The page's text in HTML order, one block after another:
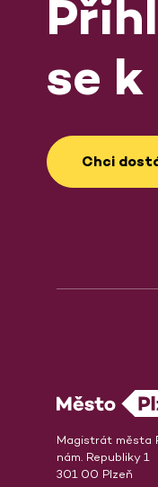
se
Chci
Magistrát města
nám. Republiky 1
301 00 Plzeň